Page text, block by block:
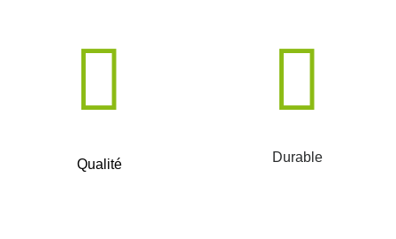
Qualité Durable